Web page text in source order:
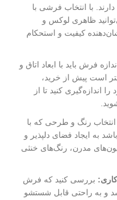
با انتخاب فرشی با
ظاهری لوکس و
کیفیت و استحکام
فرش باید با ابعاد اتاق و
است پیش از خرید،
کنید تا از
انتخاب رنگ و طرحی که با
به ایجاد فضای دلپذیر و
مدرن، رنگ‌های خنثی
بررسی کنید که فرش
و به راحتی قابل شستشو